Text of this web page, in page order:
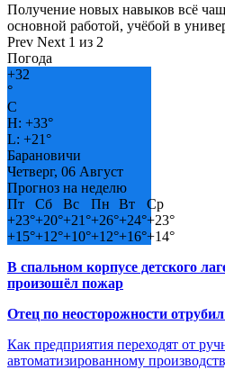
Получение новых навыков всё
основной работой, учёбой в
Prev Next 1 из 2
Погода
+32
°
C
H: +33°
L: +21°
Барановичи
Четверг, 06 Август
Прогноз на неделю
Пт
Сб Вс Пн Вт
Ср
+23°+20°+21°+26°+24°+23°
+15°+12°+10°+12°+16°+14°
В спальном корпусе детского
произошёл пожар
Отец по неосторожности
Как предприятия переходят от
автоматизированному